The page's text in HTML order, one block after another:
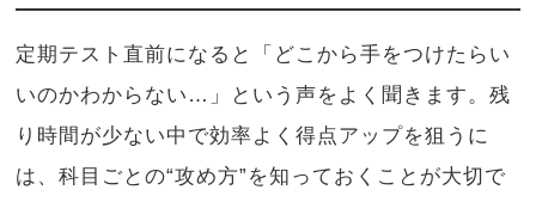
定期テスト直前になると「どこから手をつけたらい
いのかわからない…」という声をよく聞きます。残
り時間が少ない中で効率よく得点アップを狙うに
は、科目ごとの“攻め方”を知っておくことが大切で